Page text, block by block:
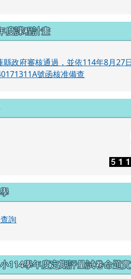
度課程計畫
縣政府審核通過，並依114年8月27
號函核准備查
詢
域內容
114學年度定期評量試卷命題